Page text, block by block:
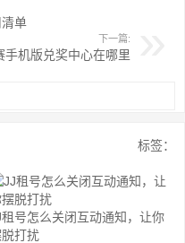
单
下一篇:
手机版兑奖中心在哪里
标签：
号怎么关闭互动通知，让你
打扰